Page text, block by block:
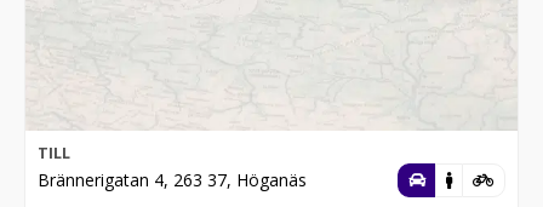
TILL
Brännerigatan 4, 263 37, Höganäs